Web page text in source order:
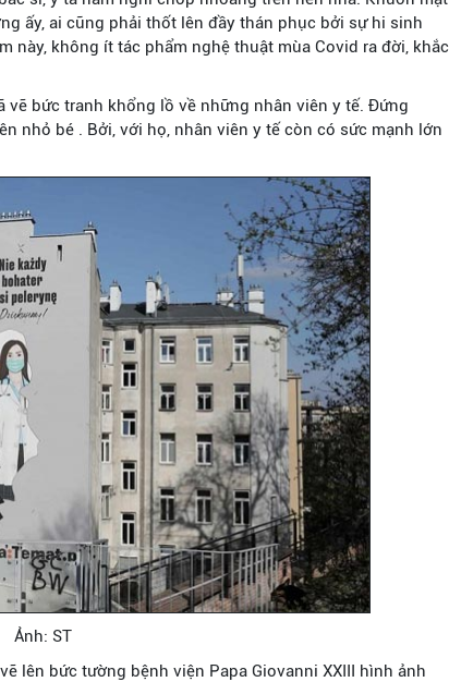
ấy, ai cũng phải thốt lên đầy thán phục bởi sự hi sinh
này, không ít tác phẩm nghệ thuật mùa Covid ra đời, khắc
vẽ bức tranh khổng lồ về những nhân viên y tế. Đứng
nhỏ bé . Bởi, với họ, nhân viên y tế còn có sức mạnh lớn
Ảnh: ST
lên bức tường bệnh viện Papa Giovanni XXIII hình ảnh